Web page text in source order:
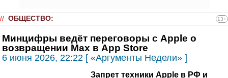
// ОБЩЕСТВО: 13+
Минцифры ведёт переговоры с Apple о
возвращении Max в App Store
6 июня 2026, 22:22 [ «Аргументы Недели» ]
Запрет техники Apple в РФ и